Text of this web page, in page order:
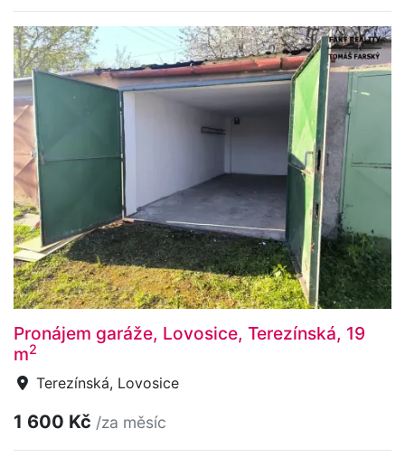
Pronájem garáže, Lovosice, Terezínská, 19
m2
Terezínská, Lovosice
1 600 Kč /za měsíc